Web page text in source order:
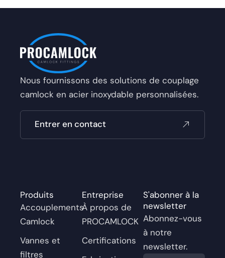
Nous fournissons des solutions de couplage
camlock en acier inoxydable personnalisées.
Entrer en contact
Produits
Accouplements
Camlock
Vannes et
filtres
Entreprise
À propos de
PROCAMLOCK
Certifications
S'abonner à la
newsletter
Abonnez-vous
à notre
newsletter.